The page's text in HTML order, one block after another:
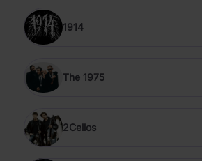
1914
The 1975
2Cellos